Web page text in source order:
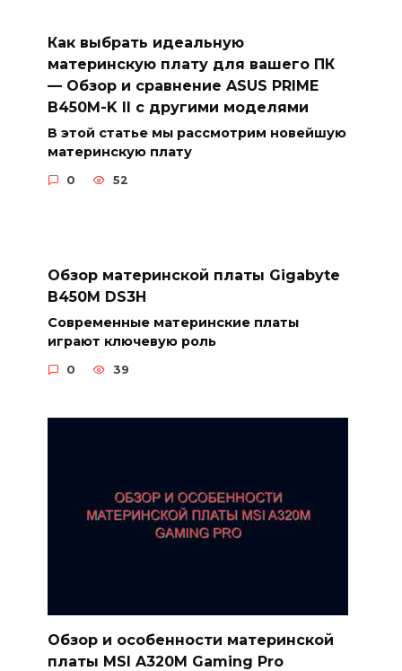
Как выбрать идеальную
материнскую плату для вашего ПК
— Обзор и сравнение ASUS PRIME
B450M-K II с другими моделями
В этой статье мы рассмотрим новейшую
материнскую плату
0 52
Обзор материнской платы Gigabyte
B450M DS3H
Современные материнские платы
играют ключевую роль
0 39
Обзор и особенности материнской
платы MSI A320M Gaming Pro